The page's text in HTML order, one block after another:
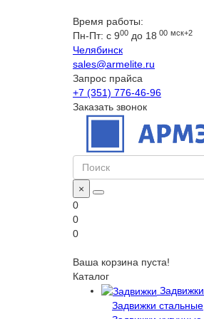
Время работы:
Пн-Пт: с 900 до 18 00 мск+2
Челябинск
sales@armelite.ru
Запрос прайса
+7 (351) 776-46-96
Заказать звонок
×
0
0
0
Ваша корзина пуста!
Каталог
Задвижки
Задвижки стальные